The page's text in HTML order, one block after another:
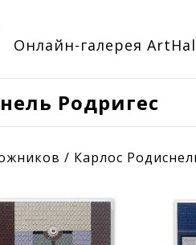
Онлайн-галерея
Родригес
/ Карлос